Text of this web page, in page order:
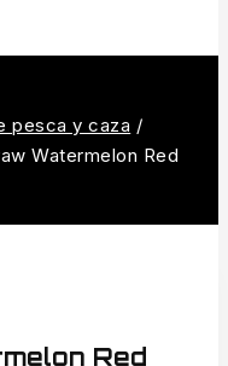
pesca y caza /
Watermelon Red
Red